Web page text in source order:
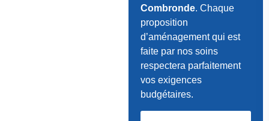
Combronde. Chaque
proposition
d’aménagement qui est
faite par nos soins
respectera parfaitement
vos exigences
budgétaires.